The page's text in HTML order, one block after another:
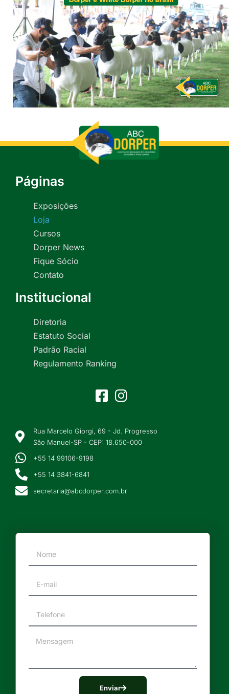
Páginas
Exposições
Loja
Cursos
Dorper News
Fique Sócio
Contato
Institucional
Diretoria
Estatuto Social
Padrão Racial
Regulamento Ranking
Rua Marcelo Giorgi, 69 - Jd. Progresso
São Manuel-SP - CEP: 18.650-000
+55 14 99106-9198
+55 14 3841-6841
secretaria@abcdorper.com.br
Enviar